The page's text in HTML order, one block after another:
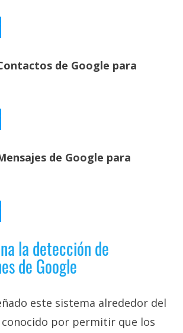
de Google para
de Google para
la detección de
de Google
este sistema alrededor del
conocido por permitir que los